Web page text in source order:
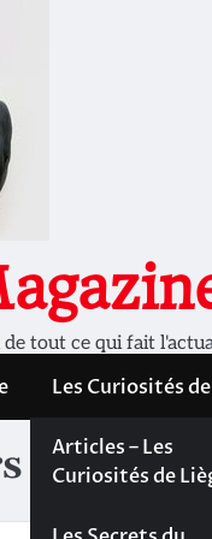
tout ce qui fait
Les Curiosités
Les Curiosités de
Liège
Articles – Les
Curiosités de
du livre